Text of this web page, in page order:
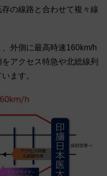
の線路と合わせて複々線
外側に最高時速160km/h
アクセス特急や北総線列
ます。